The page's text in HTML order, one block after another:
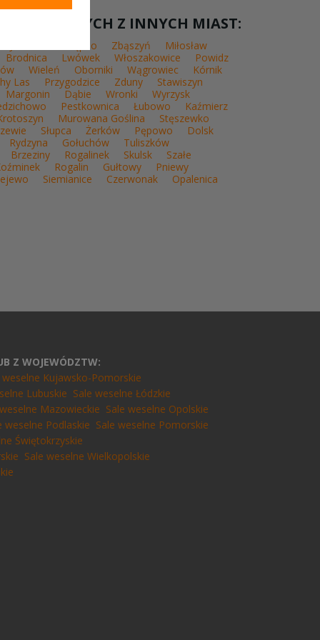
WESELNYCH Z INNYCH MIAST:
Kępno Zbąszyń
Miłosław
Brodnica Lwówek Włoszakowice
Powidz
Wieleń Oborniki Wągrowiec
Kórnik
Las Przygodzice Zduny
Stawiszyn
Margonin Dąbie Wronki
Wyrzysk
Pestkownica Łubowo
Kaźmierz
Murowana Goślina
Stęszewko
Słupca Żerków Pępowo
Dolsk
Rydzyna Gołuchów
Tuliszków
Brzeziny Rogalinek Skulsk
Szałe
Rogalin Gułtowy
Pniewy
Siemianice Czerwonak
Opalenica
Z WOJEWÓDZTW:
weselne Kujawsko-Pomorskie
Lubuskie Sale weselne Łódzkie
Mazowieckie Sale weselne Opolskie
weselne Podlaskie Sale weselne Pomorskie
Świętokrzyskie
Sale weselne Wielkopolskie